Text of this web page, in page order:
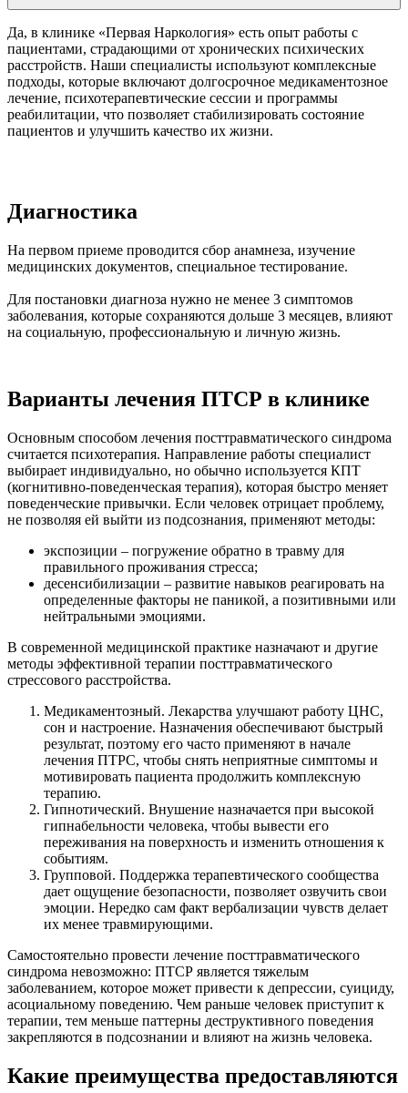
Да, в клинике «Первая Наркология» есть опыт работы с
пациентами, страдающими от хронических психических
расстройств. Наши специалисты используют комплексные
подходы, которые включают долгосрочное медикаментозное
лечение, психотерапевтические сессии и программы
реабилитации, что позволяет стабилизировать состояние
пациентов и улучшить качество их жизни.
Диагностика
На первом приеме проводится сбор анамнеза, изучение
медицинских документов, специальное тестирование.
Для постановки диагноза нужно не менее 3 симптомов
заболевания, которые сохраняются дольше 3 месяцев, влияют
на социальную, профессиональную и личную жизнь.
Варианты лечения ПТСР в клинике
Основным способом лечения посттравматического синдрома
считается психотерапия. Направление работы специалист
выбирает индивидуально, но обычно используется КПТ
(когнитивно-поведенческая терапия), которая быстро меняет
поведенческие привычки. Если человек отрицает проблему,
не позволяя ей выйти из подсознания, применяют методы:
экспозиции – погружение обратно в травму для
правильного проживания стресса;
десенсибилизации – развитие навыков реагировать на
определенные факторы не паникой, а позитивными или
нейтральными эмоциями.
В современной медицинской практике назначают и другие
методы эффективной терапии посттравматического
стрессового расстройства.
Медикаментозный. Лекарства улучшают работу ЦНС,
сон и настроение. Назначения обеспечивают быстрый
результат, поэтому его часто применяют в начале
лечения ПТРС, чтобы снять неприятные симптомы и
мотивировать пациента продолжить комплексную
терапию.
Гипнотический. Внушение назначается при высокой
гипнабельности человека, чтобы вывести его
переживания на поверхность и изменить отношения к
событиям.
Групповой. Поддержка терапевтического сообщества
дает ощущение безопасности, позволяет озвучить свои
эмоции. Нередко сам факт вербализации чувств делает
их менее травмирующими.
Самостоятельно провести лечение посттравматического
синдрома невозможно: ПТСР является тяжелым
заболеванием, которое может привести к депрессии, суициду,
асоциальному поведению. Чем раньше человек приступит к
терапии, тем меньше паттерны деструктивного поведения
закрепляются в подсознании и влияют на жизнь человека.
Какие преимущества предоставляются